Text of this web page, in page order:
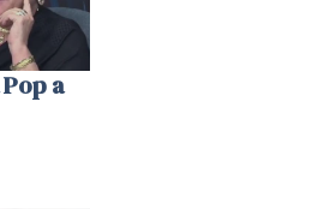
a